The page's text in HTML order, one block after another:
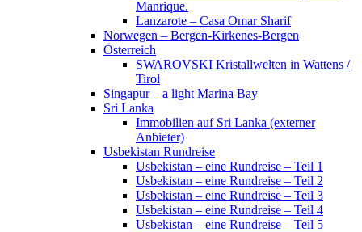
Manrique.
Lanzarote – Casa Omar Sharif
Norwegen – Bergen-Kirkenes-Bergen
Österreich
SWAROVSKI Kristallwelten in Wattens /
Tirol
Singapur – a light Marina Bay
Sri Lanka
Immobilien auf Sri Lanka (externer
Anbieter)
Usbekistan Rundreise
Usbekistan – eine Rundreise – Teil 1
Usbekistan – eine Rundreise – Teil 2
Usbekistan – eine Rundreise – Teil 3
Usbekistan – eine Rundreise – Teil 4
Usbekistan – eine Rundreise – Teil 5